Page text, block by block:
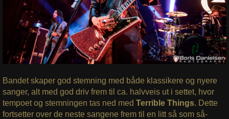
Bandet skaper god stemning med både klassikere og nyere
sanger, alt med god driv frem til ca. halvveis ut i settet, hvor
tempoet og stemningen tas ned med Terrible Things. Dette
fortsetter over de neste sangene frem til en litt så som så-